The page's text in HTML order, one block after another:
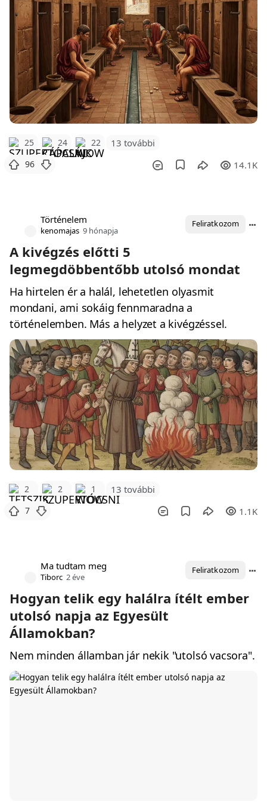
25 24 22 13 további
96 14.1K
Történelem
kenomajas 9 hónapja
Feliratkozom
A kivégzés előtti 5
legmegdöbbentőbb utolsó mondat
Ha hirtelen ér a halál, lehetetlen olyasmit
mondani, ami sokáig fennmaradna a
történelemben. Más a helyzet a kivégzéssel.
2 2 1 13 további
7 1.1K
Ma tudtam meg
Tiborc 2 éve
Feliratkozom
Hogyan telik egy halálra ítélt ember
utolsó napja az Egyesült
Államokban?
Nem minden államban jár nekik "utolsó vacsora".